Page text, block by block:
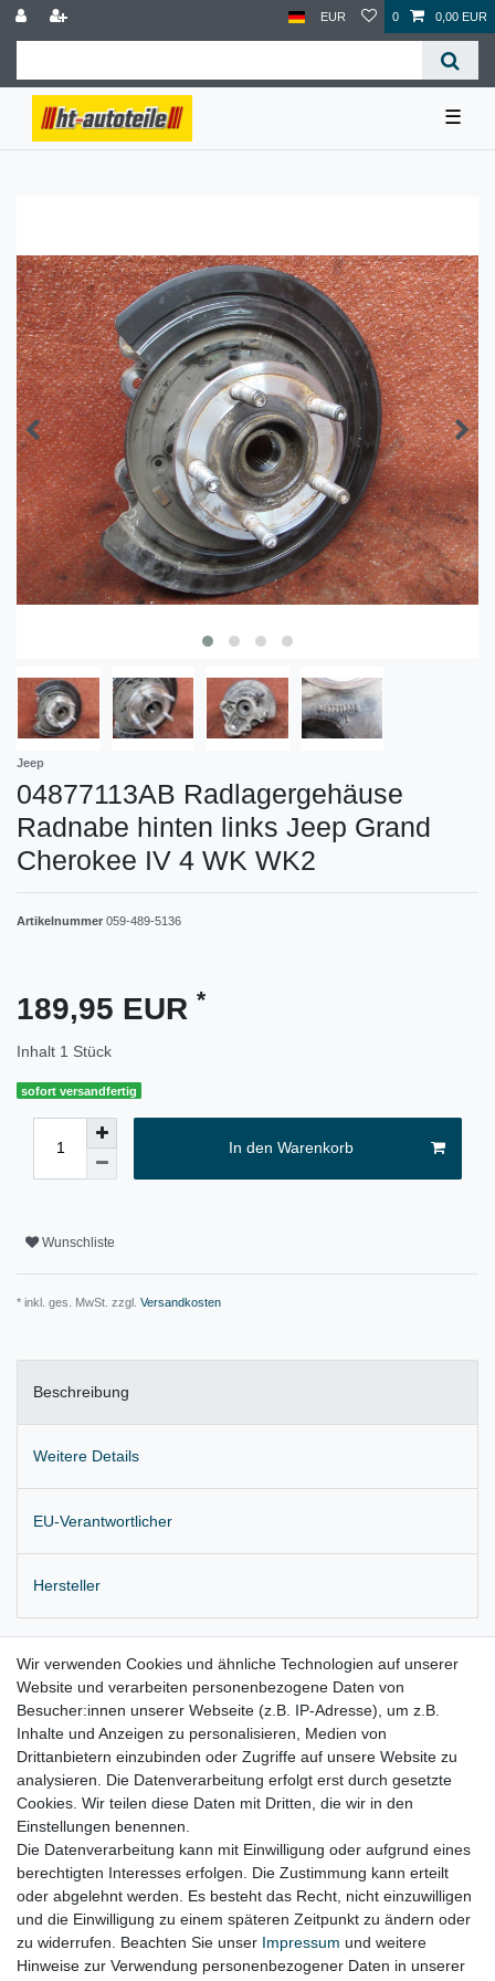
EUR 0 0,00 EUR
☰
Jeep
04877113AB Radlagergehäuse
Radnabe hinten links Jeep Grand
Cherokee IV 4 WK WK2
Artikelnummer 059-489-5136
189,95 EUR *
Inhalt 1 Stück
sofort versandfertig
In den Warenkorb
Wunschliste
* inkl. ges. MwSt. zzgl. Versandkosten
Beschreibung
Weitere Details
EU-Verantwortlicher
Hersteller
Einbauposition: hinten links
Lieferung wie abgebildet
Jeep Grand Cherokee IV Bj. 2010 – 2017
Lieferzeit etwa 1 bis 3 Werktage
Wir verwenden Cookies und ähnliche Technologien auf unserer
Website und verarbeiten personenbezogene Daten von
Besucher:innen unserer Webseite (z.B. IP-Adresse), um z.B.
Inhalte und Anzeigen zu personalisieren, Medien von
Drittanbietern einzubinden oder Zugriffe auf unsere Website zu
analysieren. Die Datenverarbeitung erfolgt erst durch gesetzte
Cookies. Wir teilen diese Daten mit Dritten, die wir in den
Einstellungen benennen.
Die Datenverarbeitung kann mit Einwilligung oder aufgrund eines
berechtigten Interesses erfolgen. Die Zustimmung kann erteilt
oder abgelehnt werden. Es besteht das Recht, nicht einzuwilligen
und die Einwilligung zu einem späteren Zeitpunkt zu ändern oder
zu widerrufen. Beachten Sie unser Impressum und weitere
Hinweise zur Verwendung personenbezogener Daten in unserer